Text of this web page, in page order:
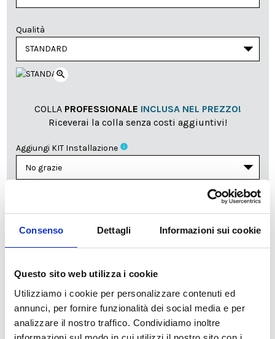
Consenso Dettagli Informazioni sui cookie
Questo sito web utilizza i cookie
Utilizziamo i cookie per personalizzare contenuti ed
annunci, per fornire funzionalità dei social media e per
analizzare il nostro traffico. Condividiamo inoltre
Qualità
zoom_in
COLLA PROFESSIONALE INCLUSA NEL PREZZO!
Riceverai la colla senza costi aggiuntivi!
Aggiungi KIT Installazione info
Il reparto produzione sarà chiuso dall'8|08 al
in poi verranno lavoratia partire dal 24|08|2026e
spediti compatibilmente con i tempi di produzione e
cartadaparati.it vi augura una Felice Estate!
Disponibile